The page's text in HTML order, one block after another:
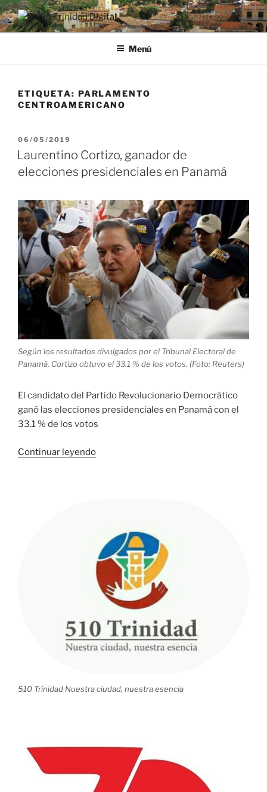
Saltar
al
contenido
RADIO TRINIDAD DIGITAL
Desde la Ciudad Museo del Caribe
Menú
ETIQUETA: PARLAMENTO
CENTROAMERICANO
PUBLICADO
EL
06/05/2019
Laurentino Cortizo, ganador de
elecciones presidenciales en Panamá
Según los resultados divulgados por el Tribunal Electoral de
Panamá, Cortizo obtuvo el 33.1 % de los votos. (Foto: Reuters)
El candidato del Partido Revolucionario Democrático
ganó las elecciones presidenciales en Panamá con el
33.1 % de los votos
Continuar leyendo«Laurentino
Panamá»
510 Trinidad Nuestra ciudad, nuestra esencia